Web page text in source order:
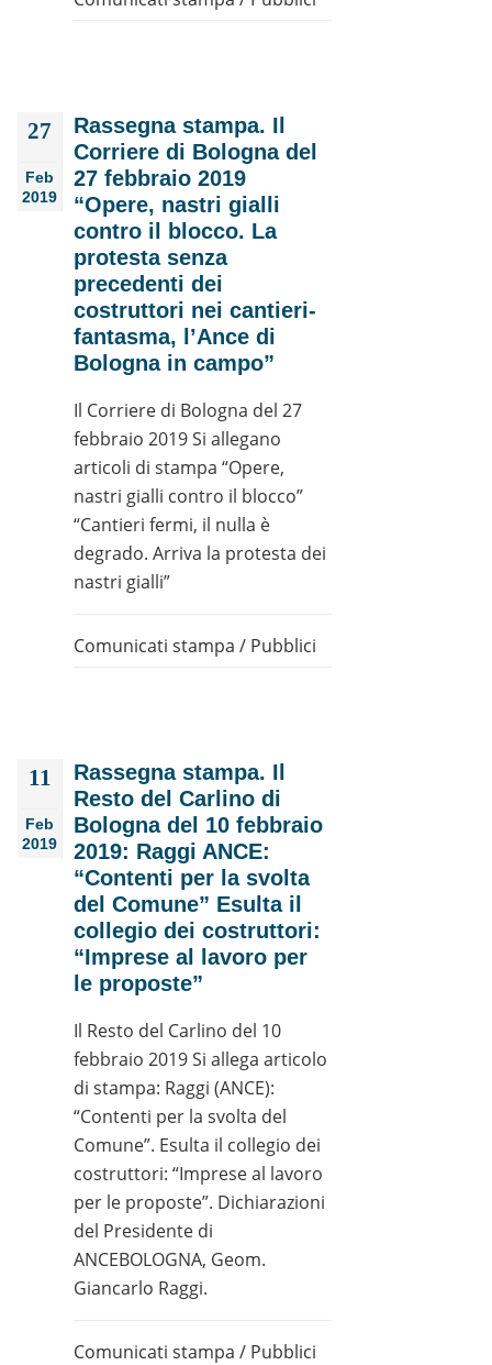
27
Feb
2019
Rassegna stampa. Il
Corriere di Bologna del
27 febbraio 2019
“Opere, nastri gialli
contro il blocco. La
protesta senza
precedenti dei
costruttori nei cantieri-
fantasma, l’Ance di
Bologna in campo”
Il Corriere di Bologna del 27
febbraio 2019 Si allegano
articoli di stampa “Opere,
nastri gialli contro il blocco”
“Cantieri fermi, il nulla è
degrado. Arriva la protesta dei
nastri gialli”
Comunicati stampa / Pubblici
11
Feb
2019
Rassegna stampa. Il
Resto del Carlino di
Bologna del 10 febbraio
2019: Raggi ANCE:
“Contenti per la svolta
del Comune” Esulta il
collegio dei costruttori:
“Imprese al lavoro per
le proposte”
Il Resto del Carlino del 10
febbraio 2019 Si allega articolo
di stampa: Raggi (ANCE):
“Contenti per la svolta del
Comune”. Esulta il collegio dei
costruttori: “Imprese al lavoro
per le proposte”. Dichiarazioni
del Presidente di
ANCEBOLOGNA, Geom.
Giancarlo Raggi.
Comunicati stampa / Pubblici